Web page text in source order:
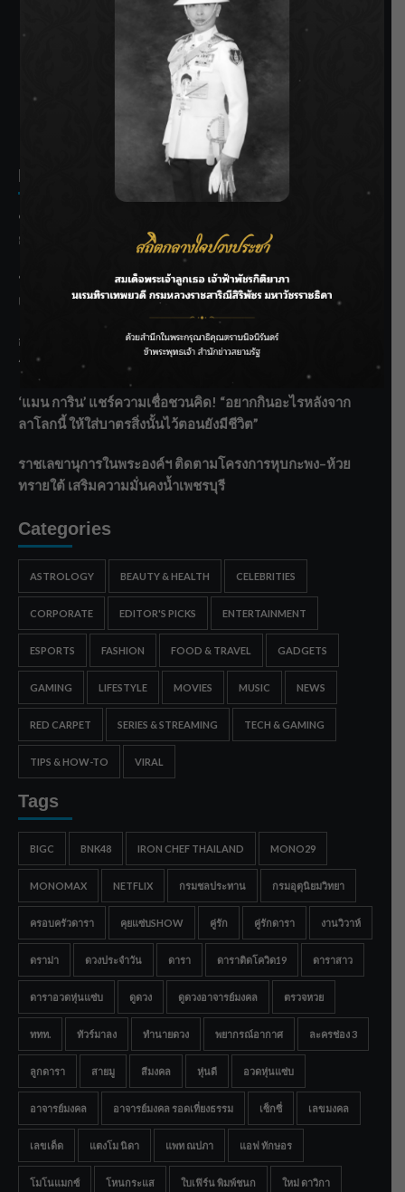
SIAMRATH VARIETY
THE BEST ENTERTAINMENT
Recent Posts
ชลประทานเชียงใหม่เร่งพร่องน้ำแม่น้ำปิง รับมวลน้ำเหนือ ย้ำ
ยังไม่ล้นตลิ่ง
ฟาดลุคใหม่! “แบม พิชญานิน” แดนซ์สับทุกจังหวะ ชวนแฟนๆ
แกะท่า #นอกจอนอกใจ
กรมชลฯ รับฟังประชาชน ติดตามแก้ปัญหาโครงการประตู
ระบายน้ำศรีสองรักฯ
‘แมน การิน’ แชร์ความเชื่อชวนคิด! “อยากกินอะไรหลังจาก
ลาโลกนี้ ให้ใส่บาตรสิ่งนั้นไว้ตอนยังมีชีวิต”
ราชเลขานุการในพระองค์ฯ ติดตามโครงการหุบกะพง–ห้วย
ทรายใต้ เสริมความมั่นคงน้ำเพชรบุรี
Categories
ASTROLOGY BEAUTY & HEALTH CELEBRITIES
CORPORATE EDITOR'S PICKS ENTERTAINMENT
ESPORTS FASHION FOOD & TRAVEL GADGETS
GAMING LIFESTYLE MOVIES MUSIC NEWS
RED CARPET SERIES & STREAMING TECH & GAMING
TIPS & HOW-TO VIRAL
Tags
BIGC BNK48 IRON CHEF THAILAND MONO29
MONOMAX NETFLIX กรมชลประทาน กรมอุตุนิยมวิทยา
ครอบครัวดารา คุยแซ่บSHOW คู่รัก คู่รักดารา งานวิวาห์
ดราม่า ดวงประจำวัน ดารา ดาราติดโควิด19 ดาราสาว
ดาราอวดหุ่นแซ่บ ดูดวง ดูดวงอาจารย์มงคล ตรวจหวย
ททท. ทัวร์มาลง ทำนายดวง พยากรณ์อากาศ ละครช่อง 3
ลูกดารา สายมู สีมงคล หุ่นดี อวดหุ่นแซ่บ
อาจารย์มงคล อาจารย์มงคล รอดเที่ยงธรรม เซ็กซี่ เลขมงคล
เลขเด็ด แตงโม นิดา แพท ณปภา แอฟ ทักษอร
โมโนแมกซ์ โหนกระแส ใบเฟิร์น พิมพ์ชนก ใหม่ ดาวิกา